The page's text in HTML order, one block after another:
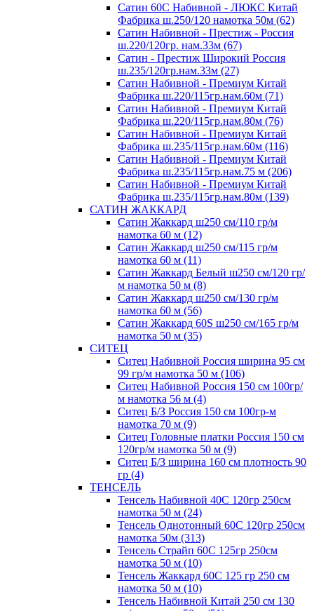
Сатин 60С Набивной - ЛЮКС Китай
Фабрика ш.250/120 намотка 50м (62)
Сатин Набивной - Престиж - Россия
ш.220/120гр. нам.33м (67)
Сатин - Престиж Широкий Россия
ш.235/120гр.нам.33м (27)
Сатин Набивной - Премиум Китай
Фабрика ш.220/115гр.нам.60м (71)
Сатин Набивной - Премиум Китай
Фабрика ш.220/115гр.нам.80м (76)
Сатин Набивной - Премиум Китай
Фабрика ш.235/115гр.нам.60м (116)
Сатин Набивной - Премиум Китай
Фабрика ш.235/115гр.нам.75 м (206)
Сатин Набивной - Премиум Китай
Фабрика ш.235/115гр.нам.80м (139)
САТИН ЖАККАРД
Сатин Жаккард ш250 см/110 гр/м
намотка 60 м (12)
Сатин Жаккард ш250 см/115 гр/м
намотка 60 м (11)
Сатин Жаккард Белый ш250 см/120 гр/
м намотка 50 м (8)
Сатин Жаккард ш250 см/130 гр/м
намотка 60 м (56)
Сатин Жаккард 60S ш250 см/165 гр/м
намотка 50 м (35)
СИТЕЦ
Ситец Набивной Россия ширина 95 см
99 гр/м намотка 50 м (106)
Ситец Набивной Россия 150 см 100гр/
м намотка 56 м (4)
Ситец Б/З Россия 150 см 100гр-м
намотка 70 м (9)
Ситец Головные платки Россия 150 см
120гр/м намотка 50 м (9)
Ситец Б/З ширина 160 см плотность 90
гр (4)
ТЕНСЕЛЬ
Тенсель Набивной 40С 120гр 250см
намотка 50 м (24)
Тенсель Однотонный 60С 120гр 250см
намотка 50м (313)
Тенсель Страйп 60С 125гр 250см
намотка 50 м (10)
Тенсель Жаккард 60С 125 гр 250 см
намотка 50 м (10)
Тенсель Набивной Китай 250 см 130